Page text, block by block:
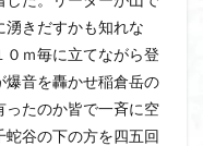
湧きだすかも知れな
ｍ毎に立てながら登
爆音を轟かせ稲倉岳の
ったのか皆で一斉に空
谷の下の方を四五回